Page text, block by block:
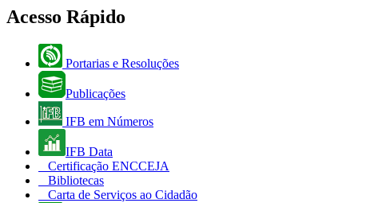
Acesso Rápido
Portarias e Resoluções
Publicações
IFB em Números
IFB Data
Certificação ENCCEJA
Bibliotecas
Carta de Serviços ao Cidadão